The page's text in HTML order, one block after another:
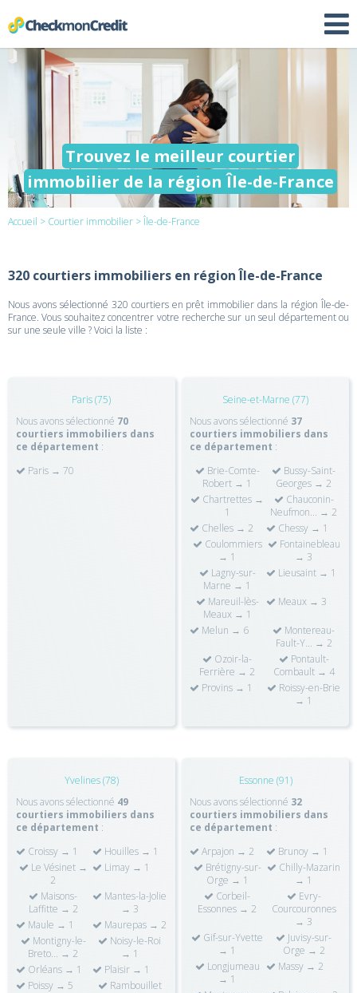
Trouvez le meilleur courtier
immobilier de la région Île-de-France
Accueil > Courtier immobilier > Île-de-France
320 courtiers immobiliers en région Île-de-France
Nous avons sélectionné 320 courtiers en prêt immobilier dans la région Île-de-
France. Vous souhaitez concentrer votre recherche sur un seul département ou
sur une seule ville ? Voici la liste :
Paris (75)
Nous avons sélectionné 70
courtiers immobiliers dans
ce département :
Paris → 70
Seine-et-Marne (77)
Nous avons sélectionné 37
courtiers immobiliers dans
ce département :
Brie-Comte-
Robert → 1
Bussy-Saint-
Georges → 2
Chartrettes →
1
Chauconin-
Neufmon... → 2
Chelles → 2
Chessy → 1
Coulommiers
→ 1
Fontainebleau
→ 3
Lagny-sur-
Marne → 1
Lieusaint → 1
Mareuil-lès-
Meaux → 1
Meaux → 3
Melun → 6
Montereau-
Fault-Y... → 2
Ozoir-la-
Ferrière → 2
Pontault-
Combault → 4
Provins → 1
Roissy-en-Brie
→ 1
Yvelines (78)
Nous avons sélectionné 49
courtiers immobiliers dans
ce département :
Croissy → 1
Houilles → 1
Le Vésinet →
2
Limay → 1
Maisons-
Laffitte → 2
Mantes-la-Jolie
→ 3
Maule → 1
Maurepas → 2
Montigny-le-
Breto... → 2
Noisy-le-Roi
→ 1
Orléans → 1
Plaisir → 1
Poissy → 5
Rambouillet
Essonne (91)
Nous avons sélectionné 32
courtiers immobiliers dans
ce département :
Arpajon → 2
Brunoy → 1
Brétigny-sur-
Orge → 1
Chilly-Mazarin
→ 1
Corbeil-
Essonnes → 2
Evry-
Courcouronnes
→ 3
Gif-sur-Yvette
→ 1
Juvisy-sur-
Orge → 2
Longjumeau
→ 1
Massy → 2